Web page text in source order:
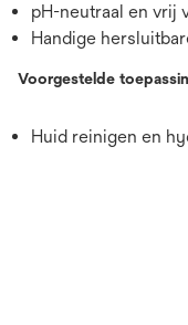
pH-neutraal en vrij
Handige
Voorgestelde
Huid reinigen en